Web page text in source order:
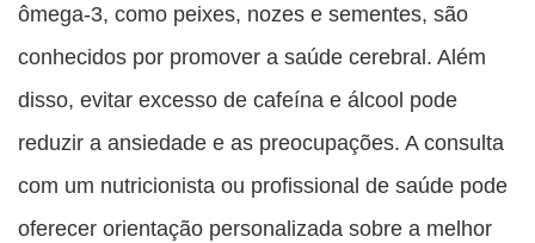
ômega-3, como peixes, nozes e sementes, são
conhecidos por promover a saúde cerebral. Além
disso, evitar excesso de cafeína e álcool pode
reduzir a ansiedade e as preocupações. A consulta
com um nutricionista ou profissional de saúde pode
oferecer orientação personalizada sobre a melhor